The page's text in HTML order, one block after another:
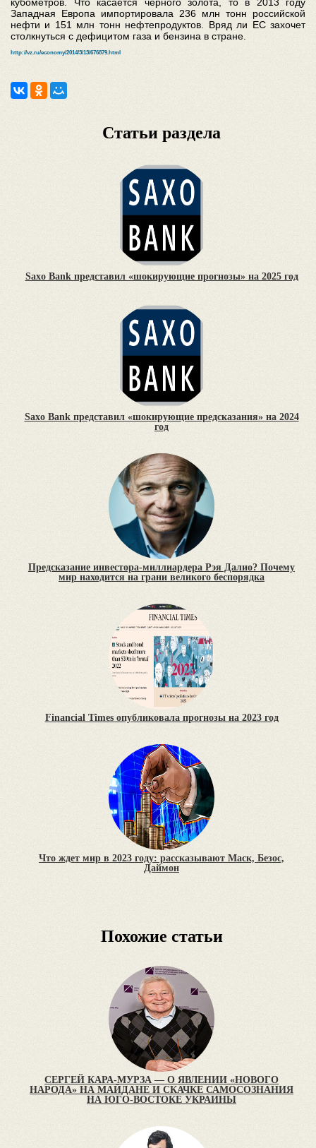
Западная Европа импортировала 236 млн тонн российской
нефти и 151 млн тонн нефтепродуктов. Вряд ли ЕС захочет
столкнуться с дефицитом газа и бензина в стране.
http://vz.ru/economy/2014/3/13/676879.html
Статьи раздела
Saxo Bank представил «шокирующие прогнозы» на 2025 год
Saxo Bank представил «шокирующие предсказания» на 2024
год
Предсказание инвестора-миллиардера Рэя Далио? Почему
мир находится на грани великого беспорядка
Financial Times опубликовала прогнозы на 2023 год
Что ждет мир в 2023 году: рассказывают Маск, Безос,
Даймон
Похожие статьи
СЕРГЕЙ КАРА-МУРЗА — О ЯВЛЕНИИ «НОВОГО
НАРОДА» НА МАЙДАНЕ И СКАЧКЕ САМОСОЗНАНИЯ
НА ЮГО-ВОСТОКЕ УКРАИНЫ